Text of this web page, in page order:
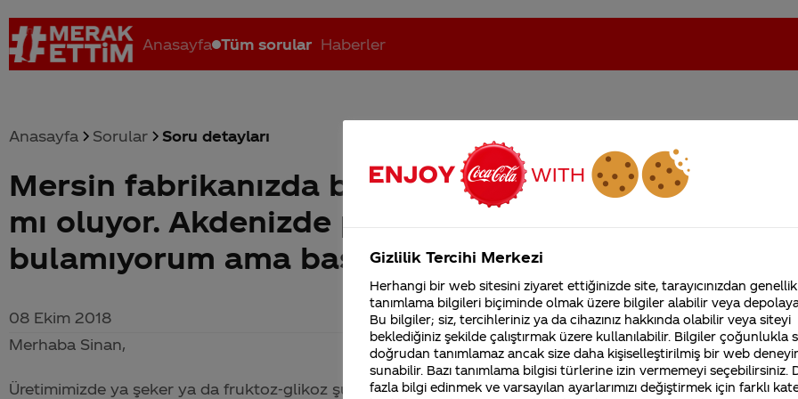
Anasayfa Tüm sorular Haberler
Coca-Cola nerenin malı? Coca cola İsrail malı mı Yani ... Coca-Cola'nın Filistin'de fabr... Coca-Cola’yı kim buldu?
Anasayfa Sorular Soru detayları
Mersin fabrikanızda bütün üretim Fruktoz
mı oluyor. Akdenizde pancar şekeri içeren cola
bulamıyorum ama başka illerde var.
08 Ekim 2018
Merhaba Sinan,
Üretimimizde ya şeker ya da fruktoz-glikoz şurubu kullanılır. Her iki içerik üretim planlarımız
Coca-Cola Şirketi
merak ettikleriniz.
Fabrikalarımız,
sertifikalarımız, faaliyet
gösterdiğimiz ülkeler,
tarihçemiz ve daha
Gizlilik Tercihi Merkezi
Herhangi bir web sitesini ziyaret ettiğinizde site, tarayıcınızdan
tanımlama bilgileri biçiminde olmak üzere bilgiler alabilir veya
Bu bilgiler; siz, tercihleriniz ya da cihazınız hakkında olabilir veya siteyi
beklediğiniz şekilde çalıştırmak üzere kullanılabilir. Bilgiler çoğunlukla
doğrudan tanımlamaz ancak size daha kişiselleştirilmiş bir web
sunabilir. Bazı tanımlama bilgisi türlerine izin vermemeyi seçebilirsiniz.
fazla bilgi edinmek ve varsayılan ayarlarımızı değiştirmek için farklı